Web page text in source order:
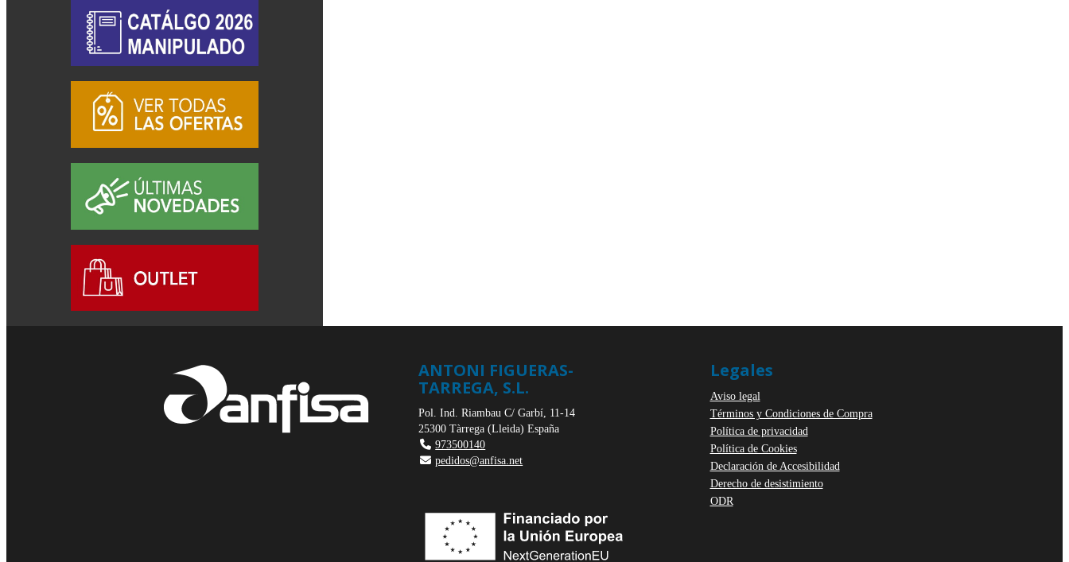
ANTONI FIGUERAS-
TARREGA, S.L.
Pol. Ind. Riambau C/ Garbí, 11-14
25300 Tàrrega(Lleida) España
973500140
pedidos@anfisa.net
Legales
Aviso legal
Términos y Condiciones de Compra
Política de privacidad
Política de Cookies
Declaración de Accesibilidad
Derecho de desistimiento
ODR